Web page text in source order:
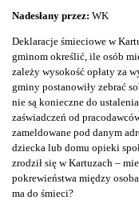
Nadesłany przez: WK
Deklaracje śmieciowe w
gminom określić, ile osób
zależy wysokość opłaty za
gminy postanowiły zebrać
nie są konieczne do
zaświadczeń od
zameldowane pod danym
dziecka lub domu opieki
zrodził się w Kartuzach –
pokrewieństwa między
ma do śmieci?